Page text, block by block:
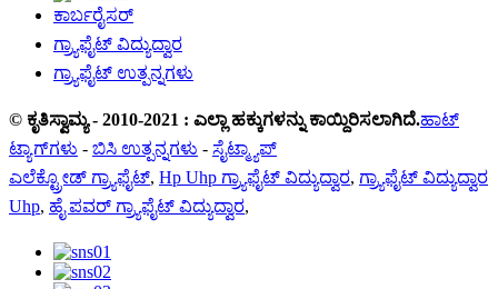
ಕಾರ್ಬರೈಸರ್
ಗ್ರ್ಯಾಫೈಟ್ ವಿದ್ಯುದ್ವಾರ
ಗ್ರ್ಯಾಫೈಟ್ ಉತ್ಪನ್ನಗಳು
© ಕೃತಿಸ್ವಾಮ್ಯ - 2010-2021 : ಎಲ್ಲಾ ಹಕ್ಕುಗಳನ್ನು ಕಾಯ್ದಿರಿಸಲಾಗಿದೆ.ಹಾಟ್
ಟ್ಯಾಗ್‌ಗಳು - ಬಿಸಿ ಉತ್ಪನ್ನಗಳು - ಸೈಟ್ಮ್ಯಾಪ್
ಎಲೆಕ್ಟ್ರೋಡ್ ಗ್ರ್ಯಾಫೈಟ್, Hp Uhp ಗ್ರ್ಯಾಫೈಟ್ ವಿದ್ಯುದ್ವಾರ, ಗ್ರ್ಯಾಫೈಟ್ ವಿದ್ಯುದ್ವಾರ
Uhp, ಹೈ ಪವರ್ ಗ್ರ್ಯಾಫೈಟ್ ವಿದ್ಯುದ್ವಾರ,